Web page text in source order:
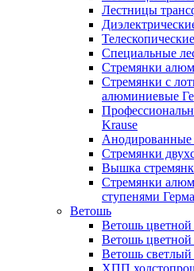
Лестницы
Специальные
Стремянки
Стремянки c
алюминиевые
Krause
Анодированные
Стремянки
Вышка
Стремянки
ступенями
Ветошь
Ветошь цветной
Ветошь
Ветошь светлый
ХПП